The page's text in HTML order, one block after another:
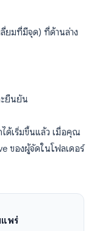
ยมที่มีจุด) ที่ด้านล่าง
ยืนยัน
ด้เริ่มขึ้นแล้ว เมื่อคุณ
ของผู้จัดในโฟลเดอร์
แพร่